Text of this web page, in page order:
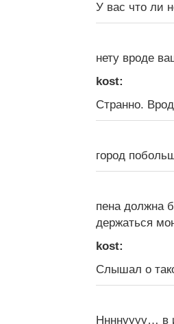
У вас что ли
нету вроде
kost:
Странно.
город
пена должна
держаться
kost:
Слышал о
Ннннуууу… в